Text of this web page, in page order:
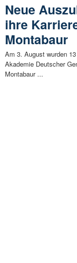
Neue
ihre
Montabaur
Am 3. August wurden
Akademie Deutscher
Montabaur ...